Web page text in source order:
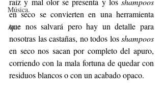
Música.
Arte
en seco se convierten en una herramienta
que nos salvará pero hay un detalle para
nosotras las castañas, no todos los shampoos
en seco nos sacan por completo del apuro,
corriendo con la mala fortuna de quedar con
residuos blancos o con un acabado opaco.